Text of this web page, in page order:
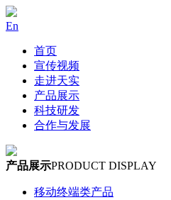
En
首页
宣传视频
走进天实
产品展示
科技研发
合作与发展
产品展示PRODUCT DISPLAY
移动终端类产品